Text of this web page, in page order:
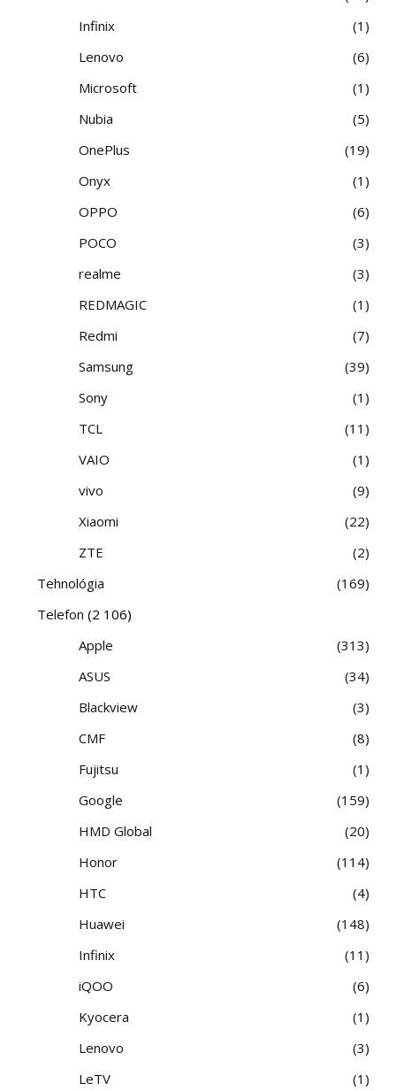
Infinix
1
Lenovo
6
Microsoft
1
Nubia
5
OnePlus
19
Onyx
1
OPPO
6
POCO
3
realme
3
REDMAGIC
1
Redmi
7
Samsung
39
Sony
1
TCL
11
VAIO
1
vivo
9
Xiaomi
22
ZTE
2
Tehnológia
169
Telefon (2 106)
Apple
313
ASUS
34
Blackview
3
CMF
8
Fujitsu
1
Google
159
HMD Global
20
Honor
114
HTC
4
Huawei
148
Infinix
11
iQOO
6
Kyocera
1
Lenovo
3
LeTV
1